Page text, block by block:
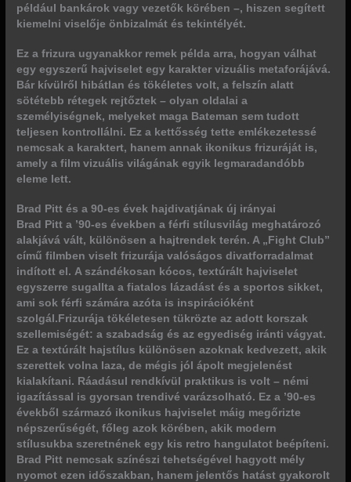
például bankárok vagy vezetők körében –, hiszen segített
kiemelni viselője önbizalmát és tekintélyét.
Ez a frizura ugyanakkor remek példa arra, hogyan válhat
egy egyszerű hajviselet egy karakter vizuális metaforájává.
Bár kívülről hibátlan és tökéletes volt, a felszín alatt
sötétebb rétegek rejtőztek – olyan oldalai a
személyiségnek, melyeket maga Bateman sem tudott
teljesen kontrollálni. Ez a kettősség tette emlékezetessé
nemcsak a karaktert, hanem annak ikonikus frizuráját is,
amely a film vizuális világának egyik legmaradandóbb
eleme lett.
Brad Pitt és a 90-es évek hajdivatjának új irányai
Brad Pitt a ’90-es években a férfi stílusvilág meghatározó
alakjává vált, különösen a hajtrendek terén. A „Fight Club”
című filmben viselt frizurája valóságos divatforradalmat
indított el. A szándékosan kócos, textúrált hajviselet
egyszerre sugallta a fiatalos lázadást és a sportos sikket,
ami sok férfi számára azóta is inspirációként
szolgál. Frizurája tökéletesen tükrözte az adott korszak
szellemiségét: a szabadság és az egyediség iránti vágyat.
Ez a textúrált hajstílus különösen azoknak kedvezett, akik
szerettek volna laza, de mégis jól ápolt megjelenést
kialakítani. Ráadásul rendkívül praktikus is volt – némi
igazítással is gyorsan trendivé varázsolható. Ez a ’90-es
évekből származó ikonikus hajviselet máig megőrizte
népszerűségét, főleg azok körében, akik modern
stílusukba szeretnének egy kis retro hangulatot beépíteni.
Brad Pitt nemcsak színészi tehetségével hagyott mély
nyomot ezen időszakban, hanem jelentős hatást gyakorolt